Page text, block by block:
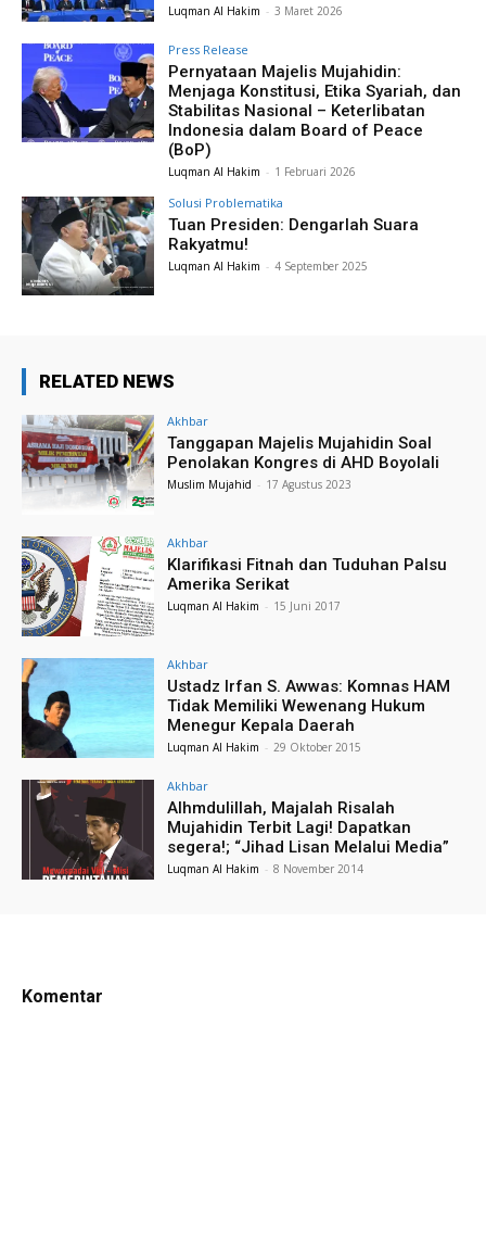
Luqman Al Hakim - 3 Maret 2026
Press Release
Pernyataan Majelis Mujahidin:
Menjaga Konstitusi, Etika Syariah, dan
Stabilitas Nasional – Keterlibatan
Indonesia dalam Board of Peace
(BoP)
Luqman Al Hakim - 1 Februari 2026
Solusi Problematika
Tuan Presiden: Dengarlah Suara
Rakyatmu!
Luqman Al Hakim - 4 September 2025
RELATED NEWS
Akhbar
Tanggapan Majelis Mujahidin Soal
Penolakan Kongres di AHD Boyolali
Muslim Mujahid - 17 Agustus 2023
Akhbar
Klarifikasi Fitnah dan Tuduhan Palsu
Amerika Serikat
Luqman Al Hakim - 15 Juni 2017
Akhbar
Ustadz Irfan S. Awwas: Komnas HAM
Tidak Memiliki Wewenang Hukum
Menegur Kepala Daerah
Luqman Al Hakim - 29 Oktober 2015
Akhbar
Alhmdulillah, Majalah Risalah
Mujahidin Terbit Lagi! Dapatkan
segera!; “Jihad Lisan Melalui Media”
Luqman Al Hakim - 8 November 2014
Komentar